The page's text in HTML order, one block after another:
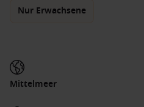
Nur Erwachsene
Mittelmeer